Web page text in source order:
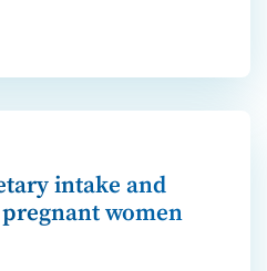
intake and
women